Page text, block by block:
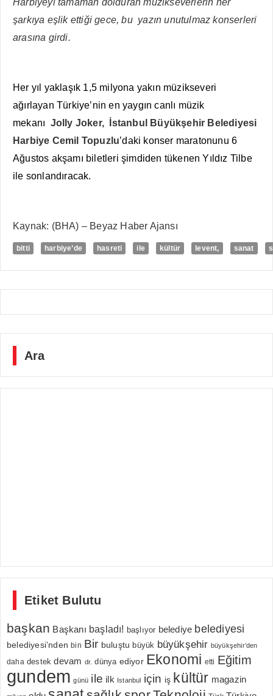
Harbiyeyi tamaman dolduran müzikseverlerin her
şarkıya eşlik ettiği gece, bu yazın unutulmaz konserleri
arasına girdi.
Her yıl yaklaşık 1,5 milyona yakın müzikseveri
ağırlayan Türkiye’nin en yaygın canlı müzik
mekanı Jolly Joker,
İstanbul Büyükşehir Belediyesi
Harbiye Cemil Topuzlu’daki konser maratonunu 6
Ağustos akşamı biletleri şimdiden tükenen Yıldız Tilbe
ile sonlandıracak.
Kaynak: (BHA) – Beyaz Haber Ajansı
bitti harbiye’de hasreti ile kültür levent, sanat
Ara
Etiket Bulutu
başkan Başkanı başladı! başlıyor belediye belediyesi
belediyesi’nden bin Bir buluştu büyük büyükşehir büyükşehir’den
daha destek devam dr. dünya ediyor Ekonomi etti Eğitim
gundem günü ile ilk Istanbul için iş kültür magazin